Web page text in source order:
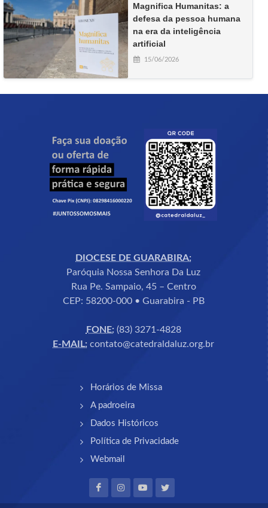
Magnifica Humanitas: a
defesa da pessoa humana
na era da inteligência
artificial
15/06/2026
DIOCESE DE GUARABIRA:
Paróquia Nossa Senhora Da Luz
Rua Pe. Sampaio, 45 – Centro
CEP: 58200-000 • Guarabira - PB
FONE:(83) 3271-4828
E-MAIL: contato@catedraldaluz.org.br
Horários de Missa
A padroeira
Dados Históricos
Política de Privacidade
Webmail